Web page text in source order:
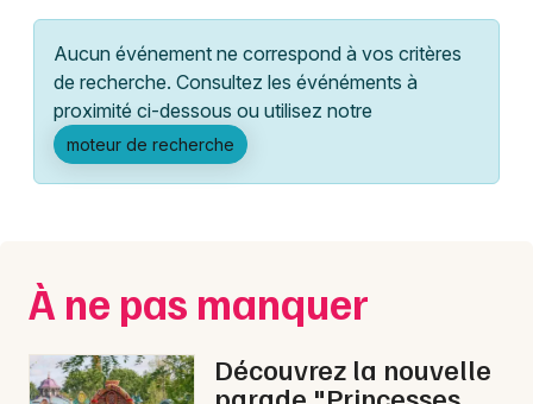
Grands événements
Activité & Expérience
Manifestations
Foires & salons
Concerts
Sports
Lille
Lyon
Marseille
Mulhouse
Nice
Paris
Aucun événement ne correspond à vos critères
de recherche. Consultez les événéments à
proximité ci-dessous ou utilisez notre
moteur de recherche
À ne pas manquer
Découvrez la nouvelle
Aujourd'hui
Demain Ce week-end Autre